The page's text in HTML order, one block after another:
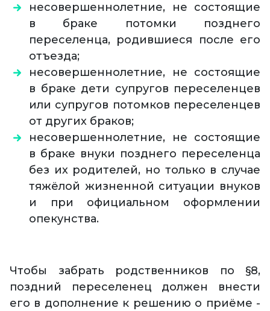
несовершеннолетние, не состоящие
в браке потомки позднего
переселенца, родившиеся после его
отъезда;
несовершеннолетние, не состоящие
в браке дети супругов переселенцев
или супругов потомков переселенцев
от других браков;
несовершеннолетние, не состоящие
в браке внуки позднего переселенца
без их родителей, но только в случае
тяжёлой жизненной ситуации внуков
и при официальном оформлении
опекунства.
Чтобы забрать родственников по §8,
поздний переселенец должен внести
его в дополнение к решению о приёме -